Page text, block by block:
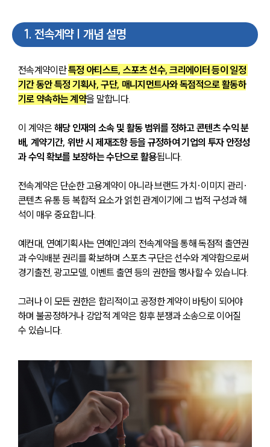
1 . 전속계약 | 개념 설명
전속계약이란 특정 아티스트, 스포츠 선수, 크리에이터 등이 일정
기간 동안 특정 기획사, 구단, 매니지먼트사와 독점적으로 활동하
기로 약속하는 계약을 말합니다.
이 계약은 해당 인재의 소속 및 활동 범위를 정하고 콘텐츠 수익 분
배, 계약기간, 위반 시 제재조항 등을 규정하여 기업의 투자 안정성
과 수익 확보를 보장하는 수단으로 활용됩니다.
전속계약은 단순한 고용계약이 아니라 브랜드 가치·이미지 관리·
콘텐츠 유통 등 복합적 요소가 얽힌 관계이기에 그 법적 구성과 해
석이 매우 중요합니다.
예컨대, 연예기획사는 연예인과의 전속계약을 통해 독점적 출연권
과 수익배분 권리를 확보하며 스포츠 구단은 선수와 계약함으로써
경기출전, 광고모델, 이벤트 출연 등의 권한을 행사할 수 있습니다.
그러나 이 모든 권한은 합리적이고 공정한 계약이 바탕이 되어야
하며 불공정하거나 강압적 계약은 향후 분쟁과 소송으로 이어질
수 있습니다.